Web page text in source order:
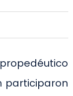
participaron